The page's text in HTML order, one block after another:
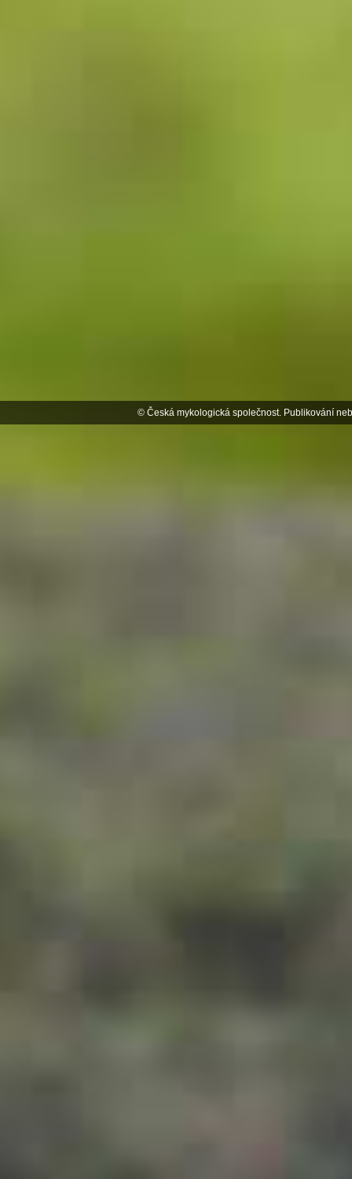
© Česká mykologická společnost. Publikování